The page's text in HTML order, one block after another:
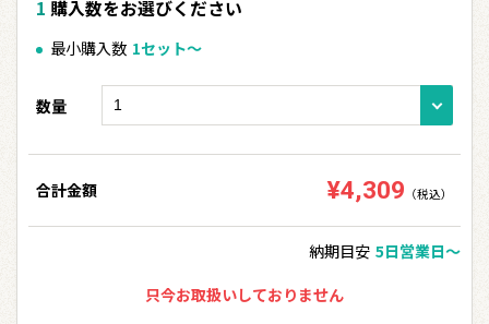
購入数をお選びください
最小購入数 1セット〜
数量
合計金額 ¥4,309 （税込）
納期目安 5日営業日〜
只今お取扱いしておりません